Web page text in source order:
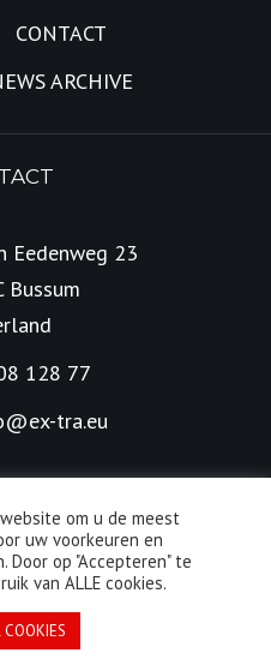
CONTACT
ARCHIVE
Eedenweg 23
Bussum
128 77
tra.eu
2026 EX-TRA | Ontwikkeld
om u de meest
uw voorkeuren en
Door op "Accepteren" te
van ALLE cookies.